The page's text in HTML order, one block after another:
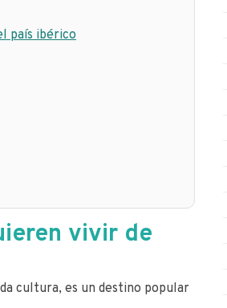
país ibérico
vivir de
cultura, es un destino popular